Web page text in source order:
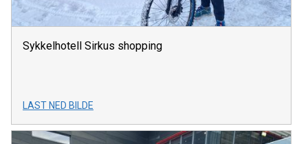
Sykkelhotell Sirkus shopping
LAST NED BILDE